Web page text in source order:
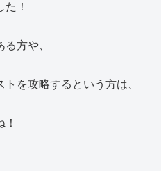
！
方や、
を攻略するという方は、